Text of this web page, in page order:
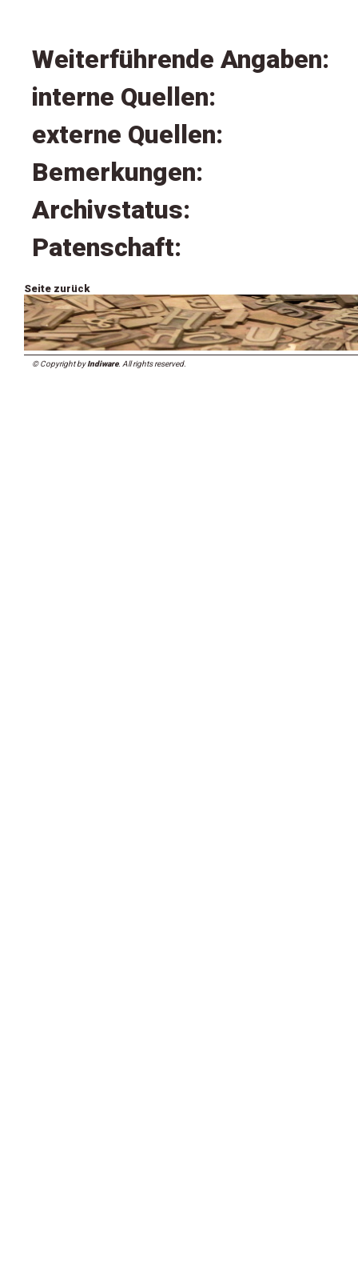
Weiterführende Angaben:
interne Quellen:
externe Quellen:
Bemerkungen:
Archivstatus:
Patenschaft:
Seite zurück
© Copyright byIndiware. All rights reserved.